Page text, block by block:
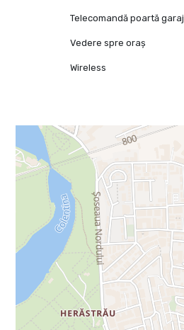
Telecomandă poartă garaj
Vedere spre oraș
Wireless